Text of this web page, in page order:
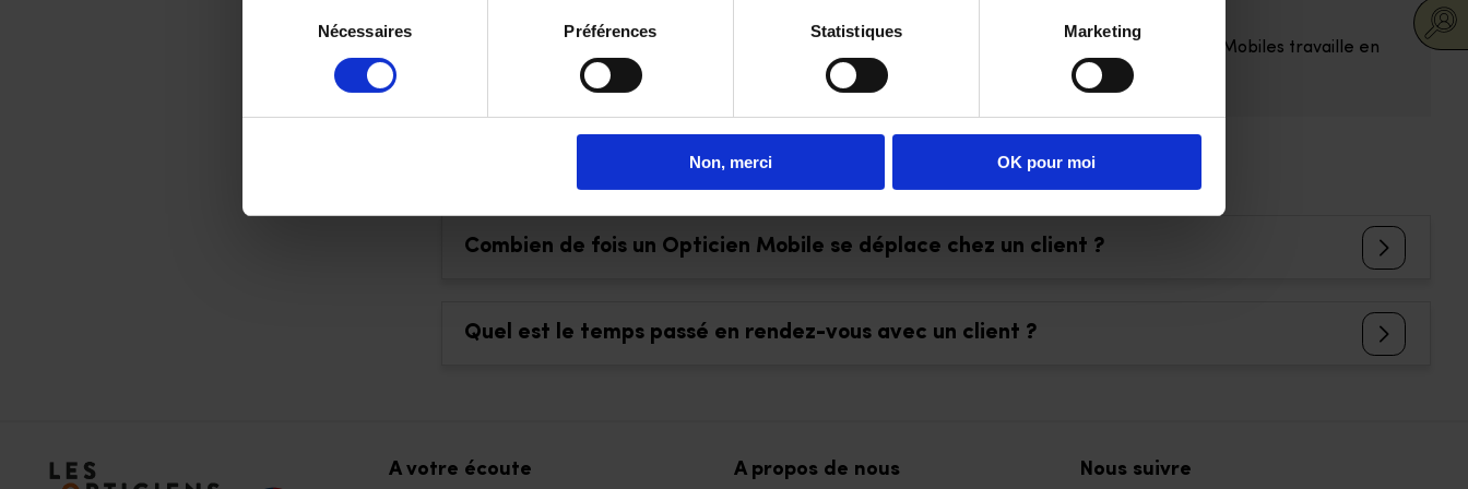
consentement
Nécessaires Préférences Statistiques Marketing
Non, merci OK pour moi
Pour vous aider dans votre choix et vous faire bénéficier de tarifs préférentiels, Les Opticiens Mobiles travaille en
partenariat avec plusieurs fournisseurs / équipementiers.
Combien de fois un Opticien Mobile se déplace chez un client ?
Quel est le temps passé en rendez-vous avec un client ?
Accéder à notre page d'accueil A votre écoute A propos de nous Nous suivre